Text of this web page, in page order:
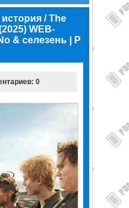
/ The
WEB-
& селезень | P
0